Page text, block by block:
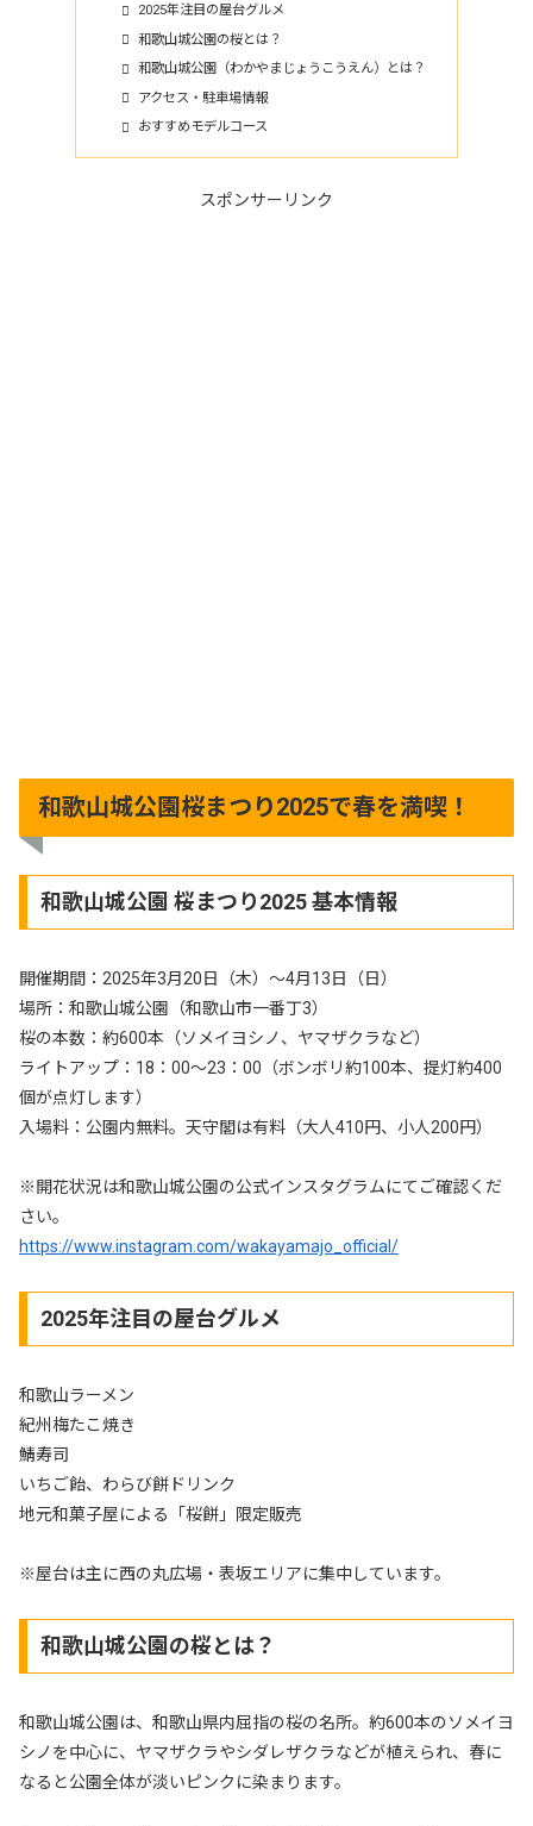
2025年注目の屋台グルメ
和歌山城公園の桜とは？
和歌山城公園（わかやまじょうこうえん）とは？
アクセス・駐車場情報
おすすめモデルコース
スポンサーリンク
和歌山城公園桜まつり2025で春を満喫！
和歌山城公園 桜まつり2025 基本情報
開催期間：2025年3月20日（木）〜4月13日（日）
場所：和歌山城公園（和歌山市一番丁3）
桜の本数：約600本（ソメイヨシノ、ヤマザクラなど）
ライトアップ：18：00～23：00（ボンボリ約100本、提灯約400
個が点灯します）
入場料：公園内無料。天守閣は有料（大人410円、小人200円）
※開花状況は和歌山城公園の公式インスタグラムにてご確認くだ
さい。
https://www.instagram.com/wakayamajo_official/
2025年注目の屋台グルメ
和歌山ラーメン
紀州梅たこ焼き
鯖寿司
いちご飴、わらび餅ドリンク
地元和菓子屋による「桜餅」限定販売
※屋台は主に西の丸広場・表坂エリアに集中しています。
和歌山城公園の桜とは？
和歌山城公園は、和歌山県内屈指の桜の名所。約600本のソメイヨ
シノを中心に、ヤマザクラやシダレザクラなどが植えられ、春に
なると公園全体が淡いピンクに染まります。